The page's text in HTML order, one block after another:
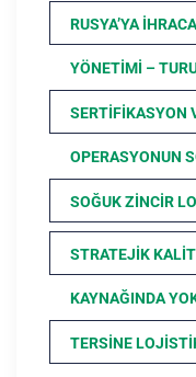
RUSYA’YA
YÖNETIMI –
SERTIFIKASYON
OPERASYONUN
SOĞUK ZINCIR
STRATEJIK
KAYNAĞINDA
TERSINE